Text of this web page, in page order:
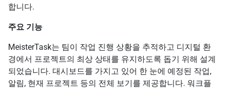
합니다.
주요 기능
MeisterTask는 팀이 작업 진행 상황을 추적하고 디지털 환
경에서 프로젝트의 최상 상태를 유지하도록 돕기 위해 설계
되었습니다. 대시보드를 가지고 있어 한 눈에 예정된 작업,
알림, 현재 프로젝트 등의 전체 보기를 제공합니다. 워크플